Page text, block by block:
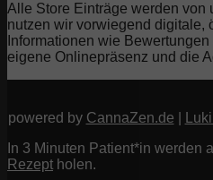
Alle Store Einträge werden von
nutzen wir vorwiegend digitale,
Informationen wie
eigene Onlinepräsenz und die
powered by CannaZen.de
In 3 Minuten Patient*in werden
Rezept holen.